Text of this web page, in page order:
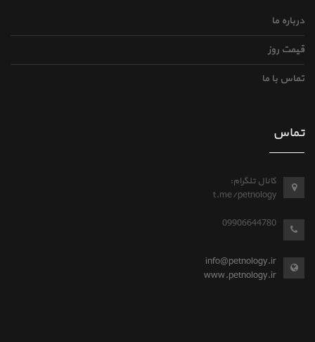
درباره ما
قیمت روز
تماس با ما
تماس
کانال تلگرام:
t.me/petnology
09906644780
info@petnology.ir
www.petnology.ir